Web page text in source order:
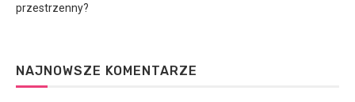
przestrzenny?
NAJNOWSZE KOMENTARZE